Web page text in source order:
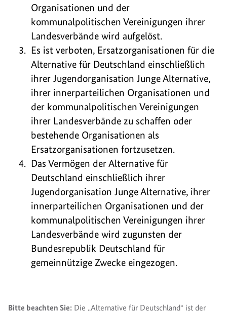
Organisationen und der
kommunalpolitischen Vereinigungen ihrer
Landesverbände wird aufgelöst.
Es ist verboten, Ersatzorganisationen für die
Alternative für Deutschland einschließlich
ihrer Jugendorganisation Junge Alternative,
ihrer innerparteilichen Organisationen und
der kommunalpolitischen Vereinigungen
ihrer Landesverbände zu schaffen oder
bestehende Organisationen als
Ersatzorganisationen fortzusetzen.
Das Vermögen der Alternative für
Deutschland einschließlich ihrer
Jugendorganisation Junge Alternative, ihrer
innerparteilichen Organisationen und der
kommunalpolitischen Vereinigungen ihrer
Landesverbände wird zugunsten der
Bundesrepublik Deutschland für
gemeinnützige Zwecke eingezogen.
Bitte beachten Sie: Die „Alternative für Deutschland“ ist der